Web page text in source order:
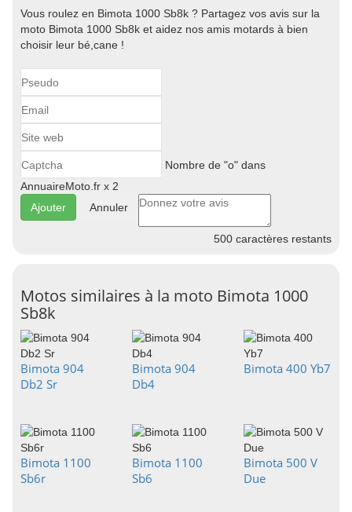
Vous roulez en Bimota 1000 Sb8k ? Partagez vos avis sur la
moto Bimota 1000 Sb8k et aidez nos amis motards à bien
choisir leur bé,cane !
Nombre de "o" dans
AnnuaireMoto.fr x 2
Annuler
500 caractères restants
Motos similaires à la moto Bimota 1000
Sb8k
Bimota 904
Db2 Sr
Bimota 904
Db4
Bimota 400 Yb7
Bimota 1100
Sb6r
Bimota 1100
Sb6
Bimota 500 V
Due